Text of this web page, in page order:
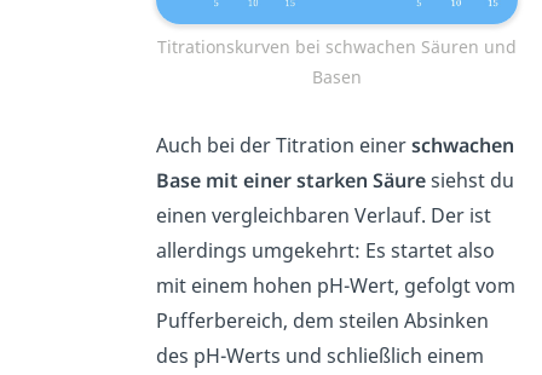
Titrationskurven bei schwachen Säuren und
Basen
Auch bei der Titration einerschwachen
Base mit einer starken Säuresiehst du
einen vergleichbaren Verlauf. Der ist
allerdings umgekehrt: Es startet also
mit einem hohen pH-Wert, gefolgt vom
Pufferbereich, dem steilen Absinken
des pH-Werts und schließlich einem